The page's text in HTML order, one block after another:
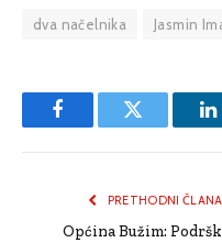
dva načelnika Jasmin
FacebookTwitter
PRETHODNI
Općina Bužim: